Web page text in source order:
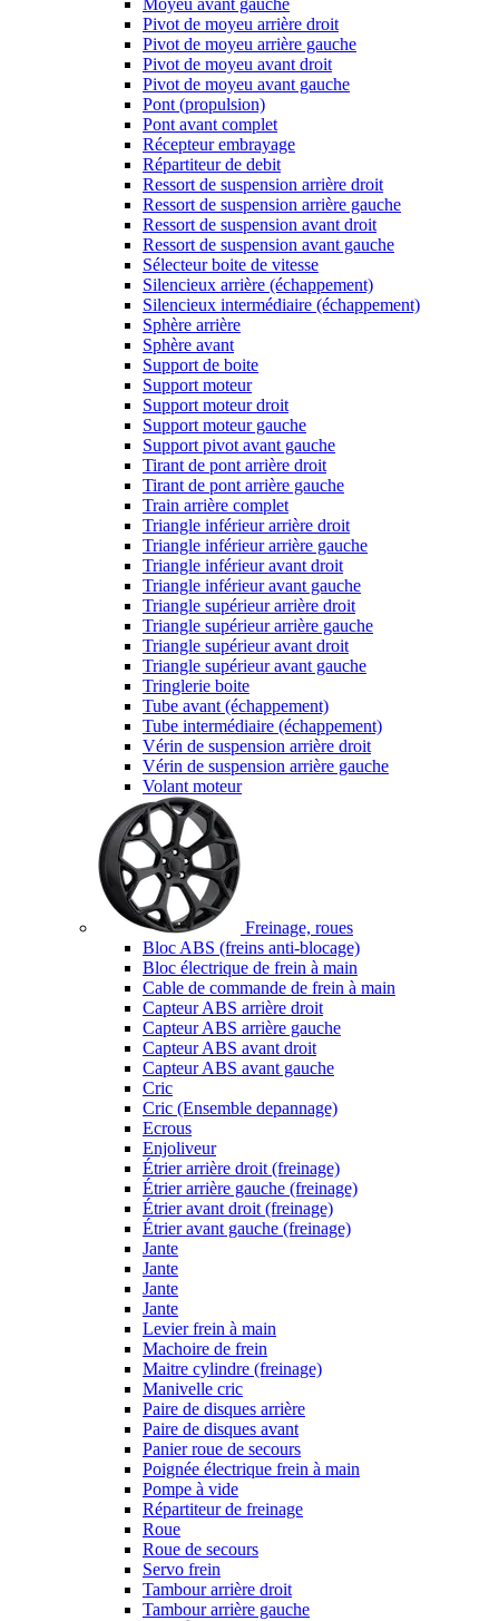
Moyeu avant gauche
Pivot de moyeu arrière droit
Pivot de moyeu arrière gauche
Pivot de moyeu avant droit
Pivot de moyeu avant gauche
Pont (propulsion)
Pont avant complet
Récepteur embrayage
Répartiteur de debit
Ressort de suspension arrière droit
Ressort de suspension arrière gauche
Ressort de suspension avant droit
Ressort de suspension avant gauche
Sélecteur boite de vitesse
Silencieux arrière (échappement)
Silencieux intermédiaire (échappement)
Sphère arrière
Sphère avant
Support de boite
Support moteur
Support moteur droit
Support moteur gauche
Support pivot avant gauche
Tirant de pont arrière droit
Tirant de pont arrière gauche
Train arrière complet
Triangle inférieur arrière droit
Triangle inférieur arrière gauche
Triangle inférieur avant droit
Triangle inférieur avant gauche
Triangle supérieur arrière droit
Triangle supérieur arrière gauche
Triangle supérieur avant droit
Triangle supérieur avant gauche
Tringlerie boite
Tube avant (échappement)
Tube intermédiaire (échappement)
Vérin de suspension arrière droit
Vérin de suspension arrière gauche
Volant moteur
Freinage, roues
Bloc ABS (freins anti-blocage)
Bloc électrique de frein à main
Cable de commande de frein à main
Capteur ABS arrière droit
Capteur ABS arrière gauche
Capteur ABS avant droit
Capteur ABS avant gauche
Cric
Cric (Ensemble depannage)
Ecrous
Enjoliveur
Étrier arrière droit (freinage)
Étrier arrière gauche (freinage)
Étrier avant droit (freinage)
Étrier avant gauche (freinage)
Jante
Jante
Jante
Jante
Levier frein à main
Machoire de frein
Maitre cylindre (freinage)
Manivelle cric
Paire de disques arrière
Paire de disques avant
Panier roue de secours
Poignée électrique frein à main
Pompe à vide
Répartiteur de freinage
Roue
Roue de secours
Servo frein
Tambour arrière droit
Tambour arrière gauche